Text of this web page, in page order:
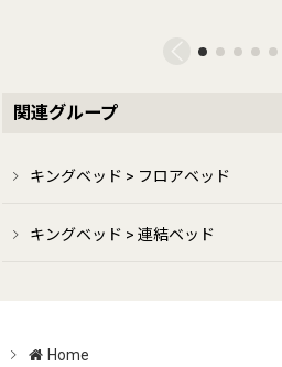
関連グループ
キングベッド > フロアベッド
キングベッド > 連結ベッド
Home